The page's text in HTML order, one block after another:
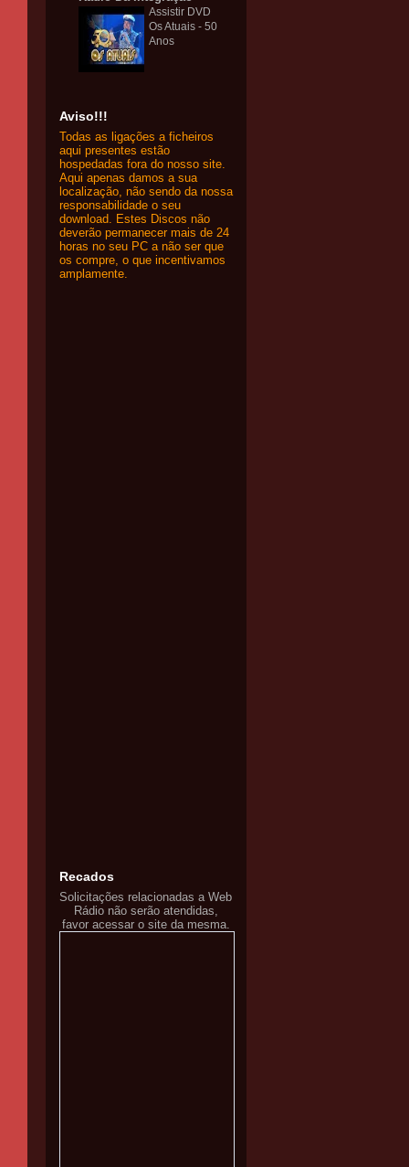
Assistir DVD
Os Atuais - 50
Anos
Aviso!!!
Todas as ligações a ficheiros
aqui presentes estão
hospedadas fora do nosso site.
Aqui apenas damos a sua
localização, não sendo da nossa
responsabilidade o seu
download. Estes Discos não
deverão permanecer mais de 24
horas no seu PC a não ser que
os compre, o que incentivamos
amplamente.
Recados
Solicitações relacionadas a Web
Rádio não serão atendidas,
favor acessar o site da mesma.